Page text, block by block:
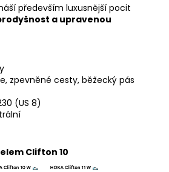
především luxusnější pocit
a upravenou
zpevněné cesty, běžecký pás
(US 8)
Clifton 10